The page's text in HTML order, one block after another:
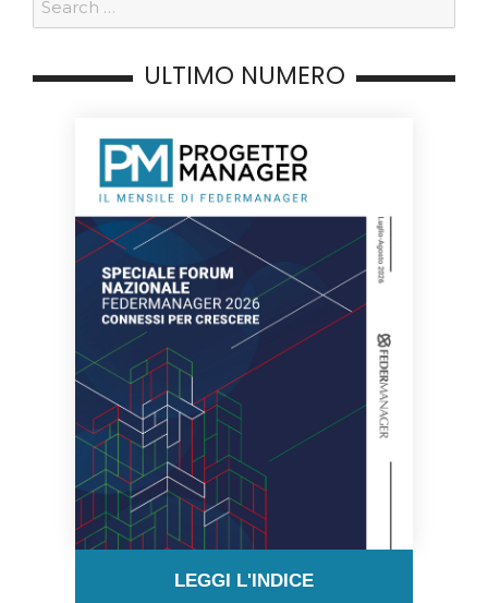
ULTIMO NUMERO
LEGGI L'INDICE